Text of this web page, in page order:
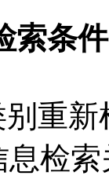
索条
别重
检